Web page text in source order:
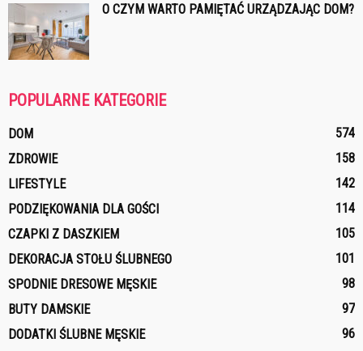
O CZYM WARTO PAMIĘTAĆ URZĄDZAJĄC DOM?
POPULARNE KATEGORIE
DOM
574
ZDROWIE
158
LIFESTYLE
142
PODZIĘKOWANIA DLA GOŚCI
114
CZAPKI Z DASZKIEM
105
DEKORACJA STOŁU ŚLUBNEGO
101
SPODNIE DRESOWE MĘSKIE
98
BUTY DAMSKIE
97
DODATKI ŚLUBNE MĘSKIE
96